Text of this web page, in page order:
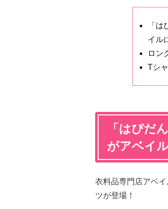
「
イル
ロン
Tシ
「はぴだ
がアベイ
衣料品専門店アベ
ツが登場！